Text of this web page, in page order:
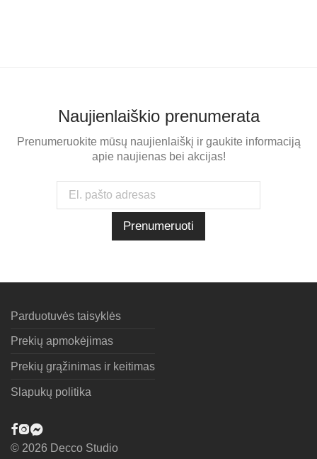
Naujienlaiškio prenumerata
Prenumeruokite mūsų naujienlaiškį ir gaukite informaciją
apie naujienas bei akcijas!
Parduotuvės taisyklės
Prekių apmokėjimas
Prekių grąžinimas ir keitimas
Slapukų politika
© 2026 Decco Studio